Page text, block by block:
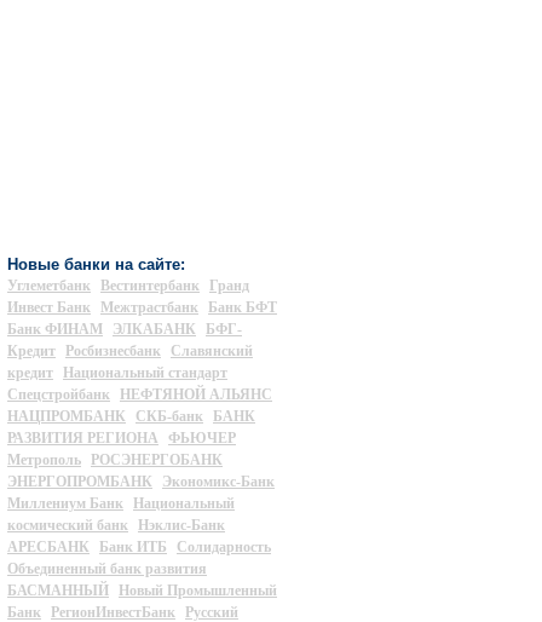
Новые банки на сайте:
Углеметбанк Вестинтербанк
Гранд
Инвест Банк
Межтрастбанк
Банк БФТ
Банк ФИНАМ
ЭЛКАБАНК
БФГ-
Кредит
Росбизнесбанк
Славянский
кредит
Национальный стандарт
Спецстройбанк
НЕФТЯНОЙ АЛЬЯНС
НАЦПРОМБАНК
СКБ-банк
БАНК
РАЗВИТИЯ РЕГИОНА
ФЬЮЧЕР
Метрополь
РОСЭНЕРГОБАНК
ЭНЕРГОПРОМБАНК
Экономикс-Банк
Миллениум Банк
Национальный
космический банк
Нэклис-Банк
АРЕСБАНК
Банк ИТБ
Солидарность
Объединенный банк развития
БАСМАННЫЙ
Новый Промышленный
Банк
РегионИнвестБанк
Русский